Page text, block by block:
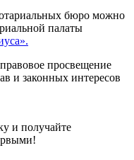
бюро можно
палаты
».
просвещение
и законных интересов
и получайте